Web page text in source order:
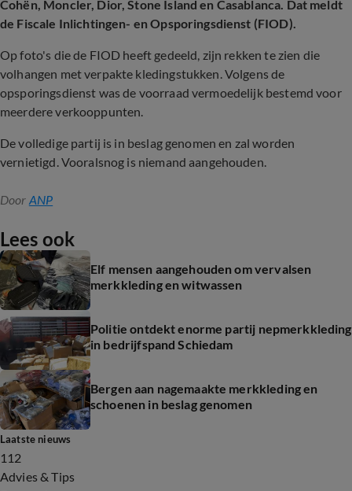
Cohën, Moncler, Dior, Stone Island en Casablanca. Dat meldt
de Fiscale Inlichtingen- en Opsporingsdienst (FIOD).
Op foto's die de FIOD heeft gedeeld, zijn rekken te zien die
volhangen met verpakte kledingstukken. Volgens de
opsporingsdienst was de voorraad vermoedelijk bestemd voor
meerdere verkooppunten.
De volledige partij is in beslag genomen en zal worden
vernietigd. Vooralsnog is niemand aangehouden.
Door ANP
Lees ook
Elf mensen aangehouden om vervalsen
merkkleding en witwassen
Politie ontdekt enorme partij nepmerkkleding
in bedrijfspand Schiedam
Bergen aan nagemaakte merkkleding en
schoenen in beslag genomen
Laatste nieuws
112
Advies & Tips